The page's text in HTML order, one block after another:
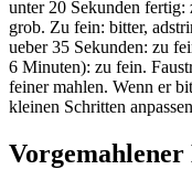
unter 20 Sekunden fertig:
grob. Zu fein: bitter,
ueber 35 Sekunden: zu
6 Minuten): zu fein.
feiner mahlen. Wenn er
kleinen Schritten
Vorgemahlener